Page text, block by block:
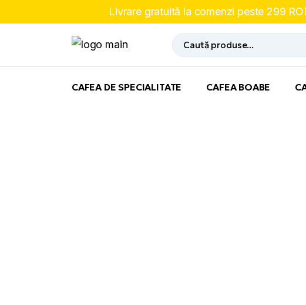
the
Livrare gratuită la comenzi peste 299
Cauta
CAFEA DE SPECIALITATE CAFEA BOABE